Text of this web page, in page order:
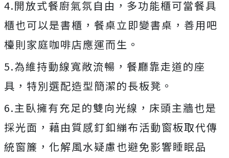
4.開放式餐廚氣氛自由，多功能櫃可當餐具
櫃也可以是書櫃，餐桌立即變書桌，善用吧
檯則家庭咖啡店應運而生。
5.為維持動線寬敞流暢，餐廳靠走道的座
具，特別選配造型簡潔的長板凳。
6.主臥擁有充足的雙向光線，床頭主牆也是
採光面，藉由質感釘釦繃布活動窗板取代傳
統窗簾，化解風水疑慮也避免影響睡眠品